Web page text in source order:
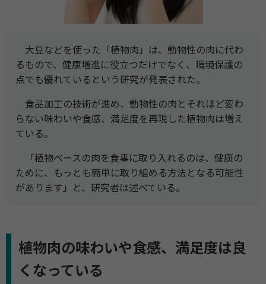
大豆などを使った「植物肉」は、動物性の肉に代わ
るもので、健康増進に役立つだけでなく、環境保護の
点でも優れているという研究が発表された。
食品加工の技術が進め、動物性の肉とそれほど変わ
らない味わいや食感、満足度を再現した植物肉は増え
ている。
「植物ベースの肉を食事に取り入れるのは、健康の
ために、もっとも簡単に取り組める方法となる可能性
があります」と、研究者は述べている。
植物肉の味わいや食感、満足度は良
くなっている